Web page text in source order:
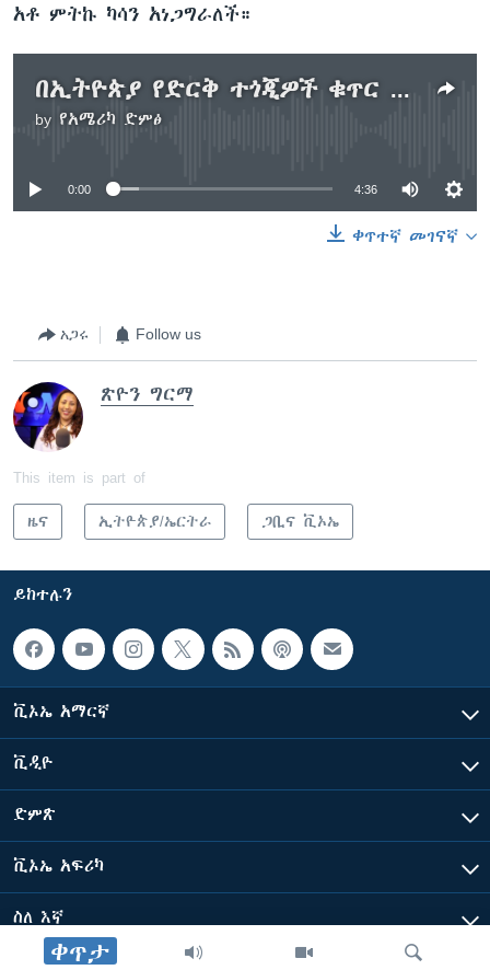
ቀጥታ
አቶ ምትኩ ካሳን አነጋግራለች።
በኢትዮጵያ የድርቅ ተጎጂዎች ቁጥር 7.7 ሚሊዮን ደረሰ
by የአሜሪካ ድምፅ
No media source currently available
0:00 4:36
ቀጥተኛ መገናኛ
አጋሩ Follow us
ጽዮን ግርማ
This item is part of
ዜና ኢትዮጵያ/ኤርትራ ጋቢና ቪኦኤ
ይከተሉን
ቪኦኤ አማርኛ
ቪዲዮ
ድምጽ
ቪኦኤ አፍሪካ
ስለ እኛ